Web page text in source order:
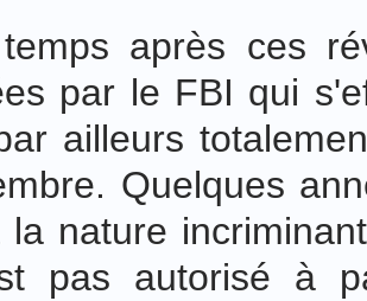
après ces
par le FBI qui
ailleurs
Quelques
la nature
pas autorisé à